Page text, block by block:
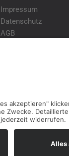
Impressum
Datenschutz
AGB